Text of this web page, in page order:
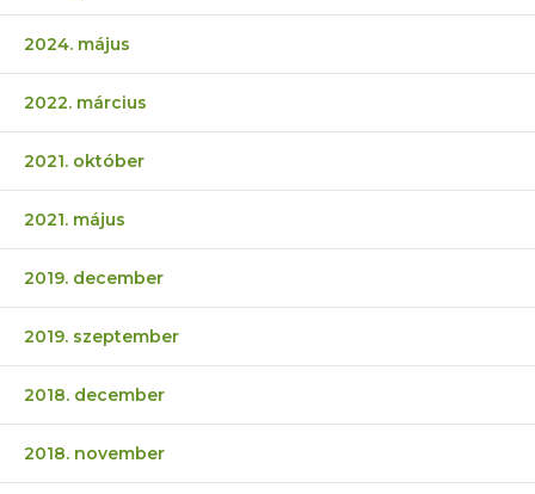
2024. május
2022. március
2021. október
2021. május
2019. december
2019. szeptember
2018. december
2018. november